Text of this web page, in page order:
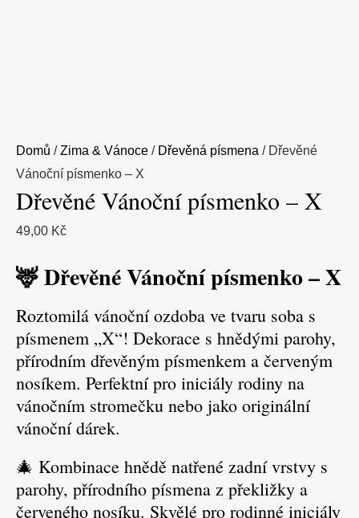
Domů /Zima & Vánoce / Dřevěná písmena / Dřevěné
Vánoční písmenko – X
Dřevěné Vánoční písmenko – X
49,00 Kč
🦌 Dřevěné Vánoční písmenko – X
Roztomilá vánoční ozdoba ve tvaru soba s
písmenem „X“! Dekorace s hnědými parohy,
přírodním dřevěným písmenkem a červeným
nosíkem. Perfektní pro iniciály rodiny na
vánočním stromečku nebo jako originální
vánoční dárek.
🎄 Kombinace hnědě natřené zadní vrstvy s
parohy, přírodního písmena z překližky a
červeného nosíku. Skvělé pro rodinné iniciály